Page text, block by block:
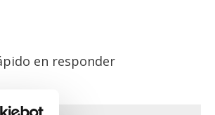
en responder